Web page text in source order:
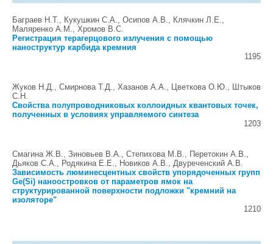
Баграев Н.Т., Кукушкин С.А., Осипов А.В., Клячкин Л.Е.,
Маляренко A.М., Хромов В.С.
Регистрация терагерцового излучения с помощью
наноструктур карбида кремния
1195
Жуков Н.Д., Смирнова Т.Д., Хазанов А.А., Цветкова О.Ю., Штыков
С.Н.
Свойства полупроводниковых коллоидных квантовых точек,
полученных в условиях управляемого синтеза
1203
Смагина Ж.В., Зиновьев В.А., Степихова М.В., Перетокин А.В.,
Дьяков С.А., Родякина Е.Е., Новиков А.В., Двуреченский А.В.
Зависимость люминесцентных свойств упорядоченных групп
Ge(Si) наноостровков от параметров ямок на
структурированной поверхности подложки "кремний на
изоляторе"
1210